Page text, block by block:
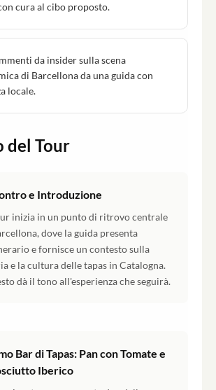
cura al cibo proposto.
da insider sulla scena
di Barcellona da una guida con
locale.
del Tour
e Introduzione
inizia in un punto di ritrovo centrale
dove la guida presenta
e fornisce un contesto sulla
e la cultura delle tapas in Catalogna.
dà il tono all'esperienza che seguirà.
Bar di Tapas: Pan con Tomate e
Iberico